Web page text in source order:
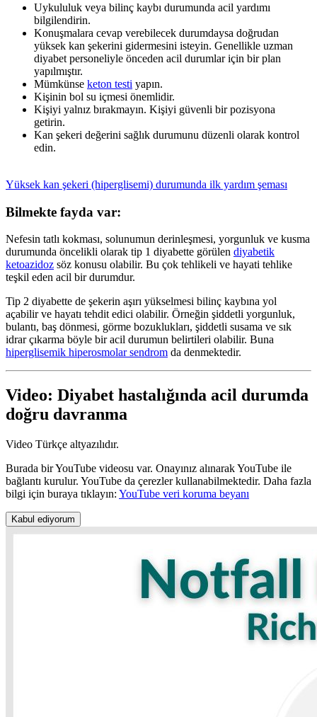
Uykululuk veya bilinç kaybı durumunda acil yardımı
bilgilendirin.
Konuşmalara cevap verebilecek durumdaysa doğrudan
yüksek kan şekerini gidermesini isteyin. Genellikle uzman
diyabet personeliyle önceden acil durumlar için bir plan
yapılmıştır.
Mümkünse keton testi yapın.
Kişinin bol su içmesi önemlidir.
Kişiyi yalnız bırakmayın. Kişiyi güvenli bir pozisyona
getirin.
Kan şekeri değerini sağlık durumunu düzenli olarak kontrol
edin.
Yüksek kan şekeri (hiperglisemi) durumunda ilk yardım şeması
Bilmekte fayda var:
Nefesin tatlı kokması, solunumun derinleşmesi, yorgunluk ve kusma
durumunda öncelikli olarak tip 1 diyabette görülen diyabetik
ketoazidoz söz konusu olabilir. Bu çok tehlikeli ve hayati tehlike
teşkil eden acil bir durumdur.
Tip 2 diyabette de şekerin aşırı yükselmesi bilinç kaybına yol
açabilir ve hayatı tehdit edici olabilir. Örneğin şiddetli yorgunluk,
bulantı, baş dönmesi, görme bozuklukları, şiddetli susama ve sık
idrar çıkarma böyle bir acil durumun belirtileri olabilir. Buna
hiperglisemik hiperosmolar sendrom da denmektedir.
Video: Diyabet hastalığında acil durumda
doğru davranma
Video Türkçe altyazılıdır.
Burada bir YouTube videosu var. Onayınız alınarak YouTube ile
bağlantı kurulur. YouTube da çerezler kullanabilmektedir. Daha fazla
bilgi için buraya tıklayın: YouTube veri koruma beyanı
Kabul ediyorum